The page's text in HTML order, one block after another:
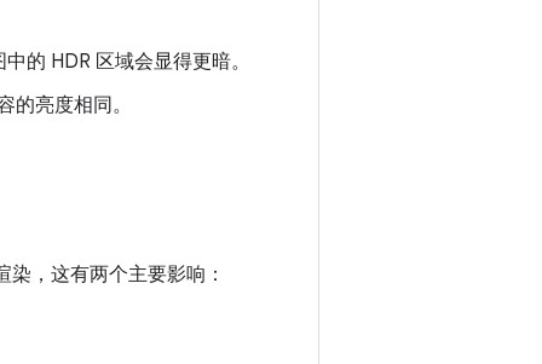
的 HDR 区域会显得更暗。
的亮度相同。
，这有两个主要影响：